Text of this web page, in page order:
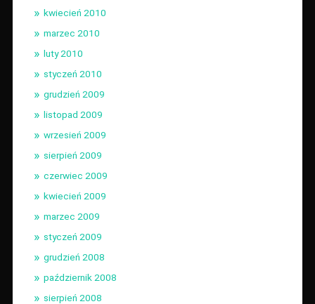
kwiecień 2010
marzec 2010
luty 2010
styczeń 2010
grudzień 2009
listopad 2009
wrzesień 2009
sierpień 2009
czerwiec 2009
kwiecień 2009
marzec 2009
styczeń 2009
grudzień 2008
październik 2008
sierpień 2008